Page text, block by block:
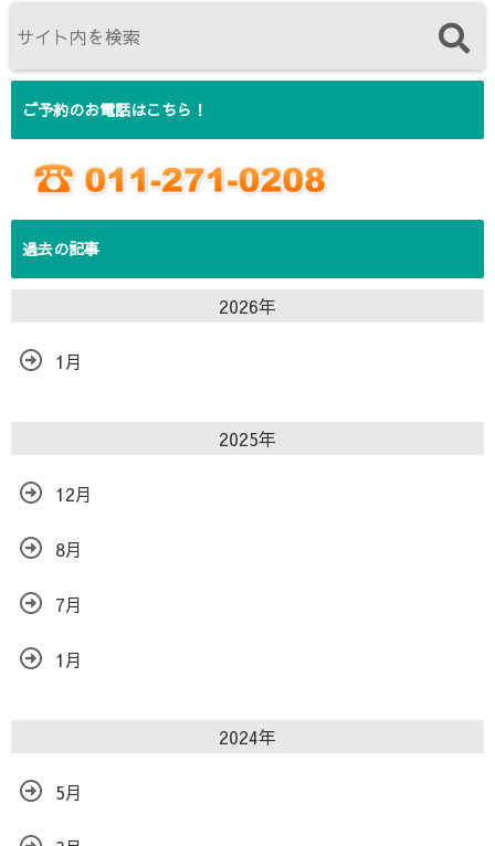
ご予約のお電話はこちら！
過去の記事
2026年
1月
2025年
12月
8月
7月
1月
2024年
5月